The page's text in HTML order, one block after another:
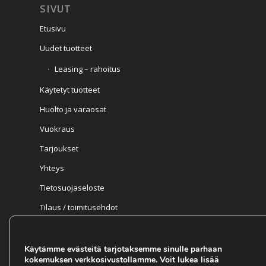
SIVUT
Etusivu
Uudet tuotteet
Leasing – rahoitus
Käytetyt tuotteet
Huolto ja varaosat
Vuokraus
Tarjoukset
Yhteys
Tietosuojaseloste
Tilaus / toimitusehdot
Ajankohtaista
Käytämme evästeitä tarjotaksemme sinulle parhaan
kokemuksen verkkosivustollamme. Voit lukea lisää